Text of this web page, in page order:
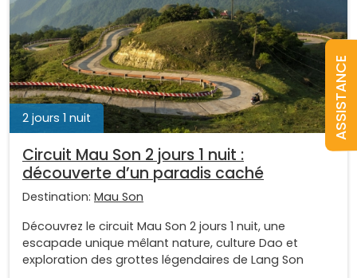
2 jours 1 nuit
Circuit Mau Son 2 jours 1 nuit :
découverte d’un paradis caché
Destination: Mau Son
Découvrez le circuit Mau Son 2 jours 1 nuit, une
escapade unique mêlant nature, culture Dao et
exploration des grottes légendaires de Lang Son
ASSISTANCE